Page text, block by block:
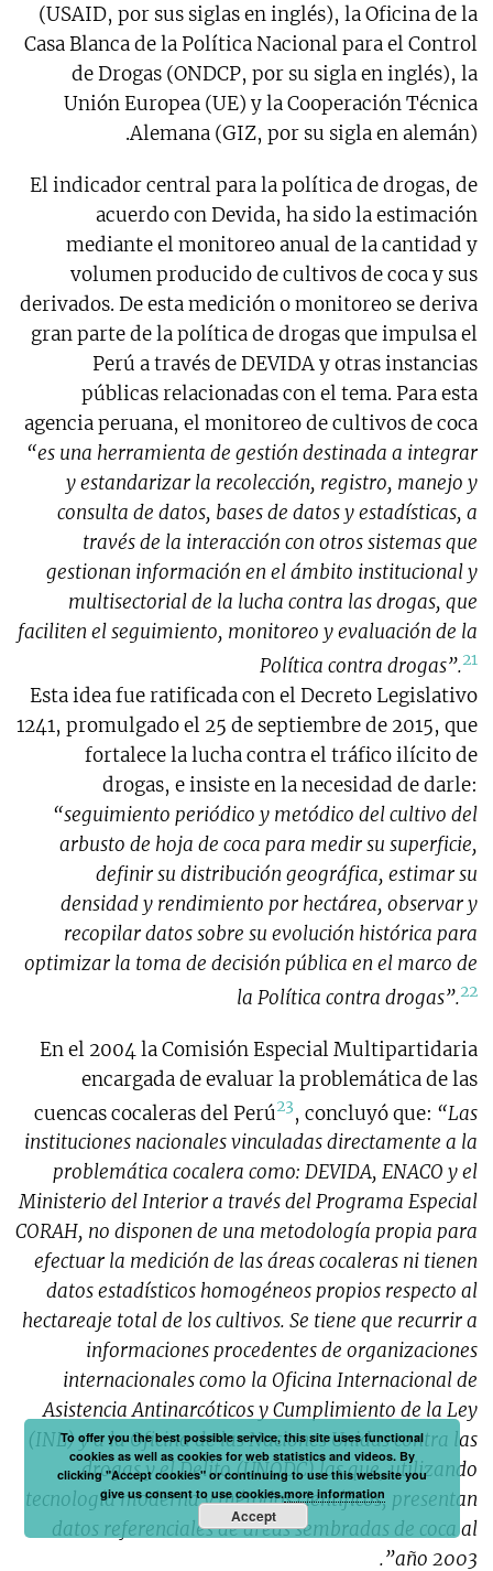
(USAID, por sus siglas en inglés), la Oficina de la
Casa Blanca de la Política Nacional para el Control
de Drogas (ONDCP, por su sigla en inglés), la
Unión Europea (UE) y la Cooperación Técnica
Alemana (GIZ, por su sigla en alemán).
El indicador central para la política de drogas, de
acuerdo con Devida, ha sido la estimación
mediante el monitoreo anual de la cantidad y
volumen producido de cultivos de coca y sus
derivados. De esta medición o monitoreo se deriva
gran parte de la política de drogas que impulsa el
Perú a través de DEVIDA y otras instancias
públicas relacionadas con el tema. Para esta
agencia peruana, el monitoreo de cultivos de coca
“es una herramienta de gestión destinada a integrar
y estandarizar la recolección, registro, manejo y
consulta de datos, bases de datos y estadísticas, a
través de la interacción con otros sistemas que
gestionan información en el ámbito institucional y
multisectorial de la lucha contra las drogas, que
faciliten el seguimiento, monitoreo y evaluación de la
Política contra drogas”.21
Esta idea fue ratificada con el Decreto Legislativo
1241, promulgado el 25 de septiembre de 2015, que
fortalece la lucha contra el tráfico ilícito de
drogas, e insiste en la necesidad de darle:
“seguimiento periódico y metódico del cultivo del
arbusto de hoja de coca para medir su superficie,
definir su distribución geográfica, estimar su
densidad y rendimiento por hectárea, observar y
recopilar datos sobre su evolución histórica para
optimizar la toma de decisión pública en el marco de
la Política contra drogas”.22
En el 2004 la Comisión Especial Multipartidaria
encargada de evaluar la problemática de las
cuencas cocaleras del Perú23, concluyó que: “Las
instituciones nacionales vinculadas directamente a la
problemática cocalera como: DEVIDA, ENACO y el
Ministerio del Interior a través del Programa Especial
CORAH, no disponen de una metodología propia para
efectuar la medición de las áreas cocaleras ni tienen
datos estadísticos homogéneos propios respecto al
hectareaje total de los cultivos. Se tiene que recurrir a
informaciones procedentes de organizaciones
internacionales como la Oficina Internacional de
Asistencia Antinarcóticos y Cumplimiento de la Ley
(INL) y a la Oficina de las Naciones Unidas contra las
drogas y el Delito (UNODC) las que, utilizando
tecnología moderna y métodos científicos, presentan
datos referenciales de áreas sembradas de coca al
año 2003”.
To offer you the best possible service, this site uses functional
cookies as well as cookies for web statistics and videos. By
clicking "Accept cookies" or continuing to use this website you
give us consent to use cookies.more information
Accept